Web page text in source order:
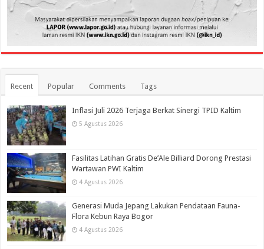
Recent Popular Comments Tags
Inflasi Juli 2026 Terjaga Berkat Sinergi TPID Kaltim
5 Agustus 2026
Fasilitas Latihan Gratis De’Ale Billiard Dorong Prestasi
Wartawan PWI Kaltim
4 Agustus 2026
Generasi Muda Jepang Lakukan Pendataan Fauna-
Flora Kebun Raya Bogor
4 Agustus 2026